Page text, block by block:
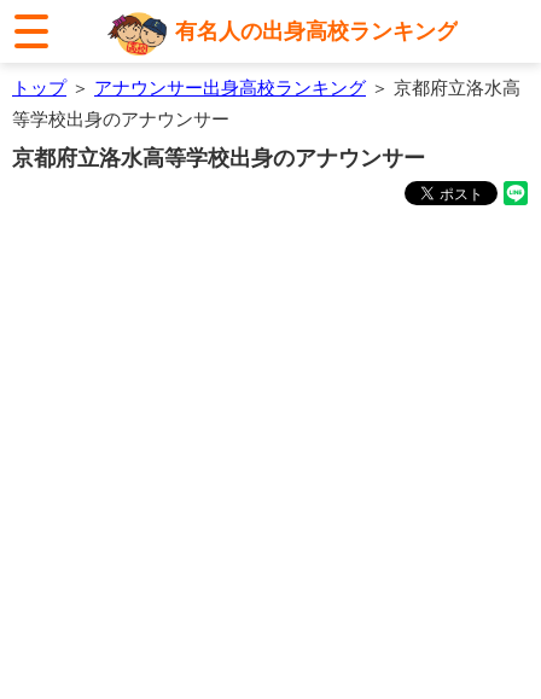
有名人の出身高校ランキング
トップ＞ アナウンサー出身高校ランキング ＞ 京都府立洛水高
等学校出身のアナウンサー
京都府立洛水高等学校出身のアナウンサー